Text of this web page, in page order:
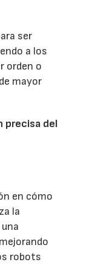
ser
a los
orden o
mayor
precisa del
en cómo
la
robots